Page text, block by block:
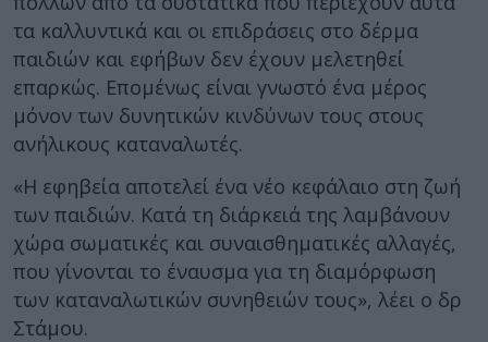
τα καλλυντικά και οι επιδράσεις στο δέρμα
παιδιών και εφήβων δεν έχουν μελετηθεί
επαρκώς. Επομένως είναι γνωστό ένα μέρος
μόνον των δυνητικών κινδύνων τους στους
ανήλικους καταναλωτές.
«Η εφηβεία αποτελεί ένα νέο κεφάλαιο στη ζωή
των παιδιών. Κατά τη διάρκειά της λαμβάνουν
χώρα σωματικές και συναισθηματικές αλλαγές,
που γίνονται το έναυσμα για τη διαμόρφωση
των καταναλωτικών συνηθειών τους», λέει ο δρ
Στάμου.